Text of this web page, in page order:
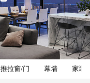
推拉窗/门 幕墙 家装